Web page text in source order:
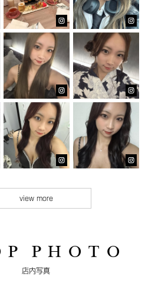
view more
P P H O T O
店内写真